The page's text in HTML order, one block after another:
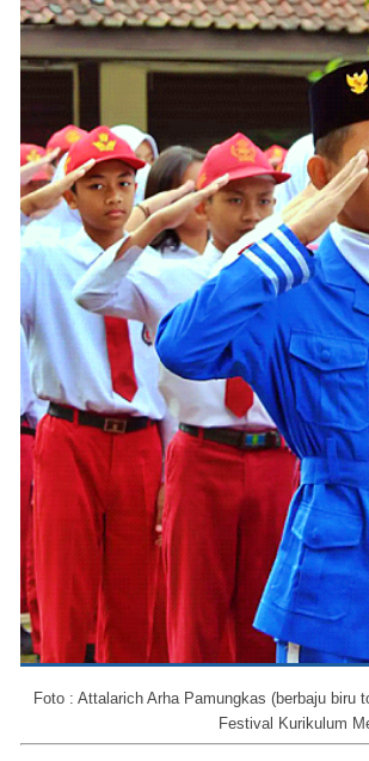
Foto : Attalarich Arha Pamungkas (berbaju biru
Festival Kurikulum